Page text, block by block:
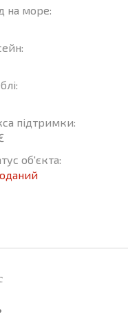
на море:
підтримки:
об'єкта: